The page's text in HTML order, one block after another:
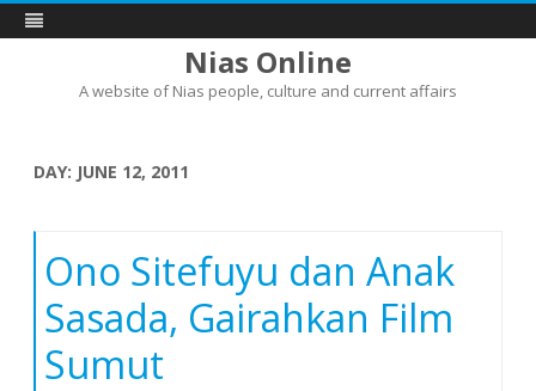
Nias Online
A website of Nias people, culture and current affairs
DAY: JUNE 12, 2011
Ono Sitefuyu dan Anak
Sasada, Gairahkan Film
Sumut